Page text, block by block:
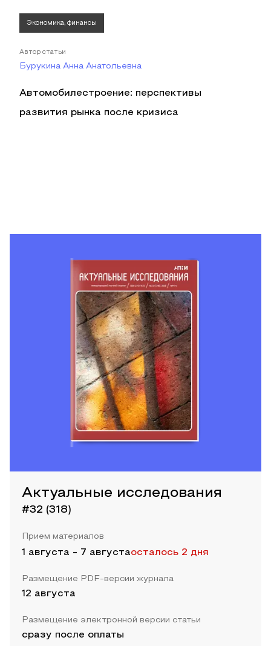
Экономика, финансы
Автор статьи
Бурукина Анна Анатольевна
Автомобилестроение: перспективы
развития рынка после кризиса
Актуальные исследования
#32 (318)
Прием материалов
1 августа - 7 августаосталось 2 дня
Размещение PDF-версии журнала
12 августа
Размещение электронной версии статьи
сразу после оплаты